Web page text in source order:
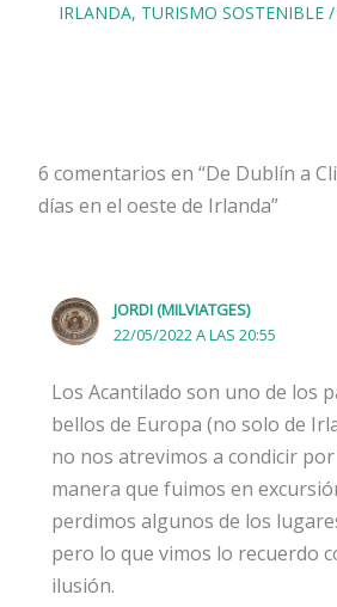
IRLANDA, TURISMO SOSTENIBLE/
6 comentarios en “De Dublín a
días en el oeste de Irlanda”
JORDI (MILVIATGES)
22/05/2022 A LAS 20:55
Los Acantilado son uno de los
bellos de Europa (no solo de
no nos atrevimos a condicir
manera que fuimos en
perdimos algunos de los
pero lo que vimos lo recuerdo
ilusión.